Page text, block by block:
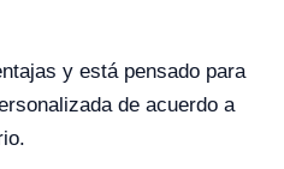
y está pensado para
de acuerdo a